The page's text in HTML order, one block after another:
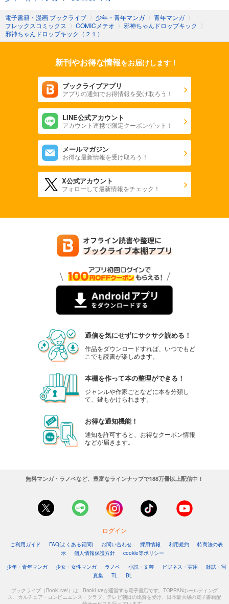
電子書籍・漫画 ブックライブ 〉 少年・青年マンガ 〉 青年マンガ 〉
フレックスコミックス 〉 COMICメテオ 〉 邪神ちゃんドロップキック 〉
邪神ちゃんドロップキック（２１）
新刊やお得な情報をお届けします！
ブックライブアプリ
アプリの通知でお得情報を受け取ろう！
LINE公式アカウント
アカウント連携で限定クーポンゲット！
メールマガジン
お得な最新情報を受け取ろう！
X公式アカウント
フォローして最新情報をチェック！
通信を気にせずにサクサク読める！
作品をダウンロードすれば、いつでもど
こでも読書が楽しめます。
本棚を作って本の整理ができる！
ジャンルや作家ごとなどに本を分類し
て、鍵もかけられます。
お得な通知機能！
通知を許可すると、お得なクーポン情報
などが届きます。
無料マンガ・ラノベなど、豊富なラインナップで188万冊以上配信中！
ログイン
ご利用ガイド FAQ(よくある質問) お問い合わせ 採用情報 利用規約
特商法の表
示
個人情報保護方針
cookie等ポリシー
少年・青年マンガ
少女・女性マンガ ラノベ 小説・文芸 ビジネス・実用
雑誌・写
真集
TL BL
ブックライブ（BookLive!）は、BookLiveが運営する電子書店です。TOPPANホールディング
ス、カルチュア・コンビニエンス・クラブ、テレビ朝日の出資を受け、日本最大級の電子書籍配